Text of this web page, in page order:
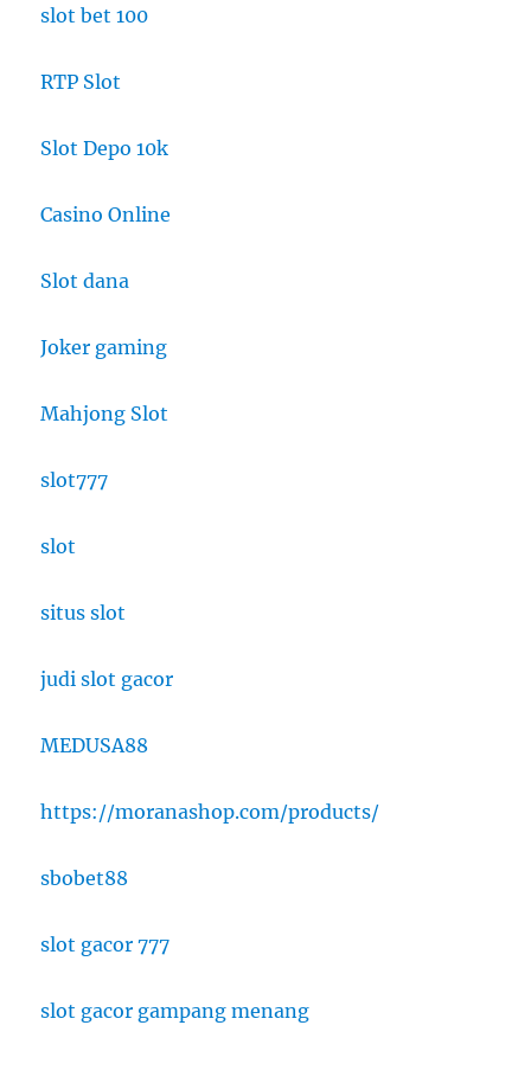
slot bet 100
RTP Slot
Slot Depo 10k
Casino Online
Slot dana
Joker gaming
Mahjong Slot
slot777
slot
situs slot
judi slot gacor
MEDUSA88
https://moranashop.com/products/
sbobet88
slot gacor 777
slot gacor gampang menang